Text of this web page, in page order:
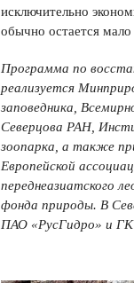
исключительно
обычно остается
Программа по
реализуется
заповедника,
Северцова РАН,
зоопарка, а также
Европейской
переднеазиатского
фонда природы. В
ПАО «РусГидро» и